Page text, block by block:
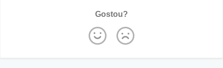
Gostou?